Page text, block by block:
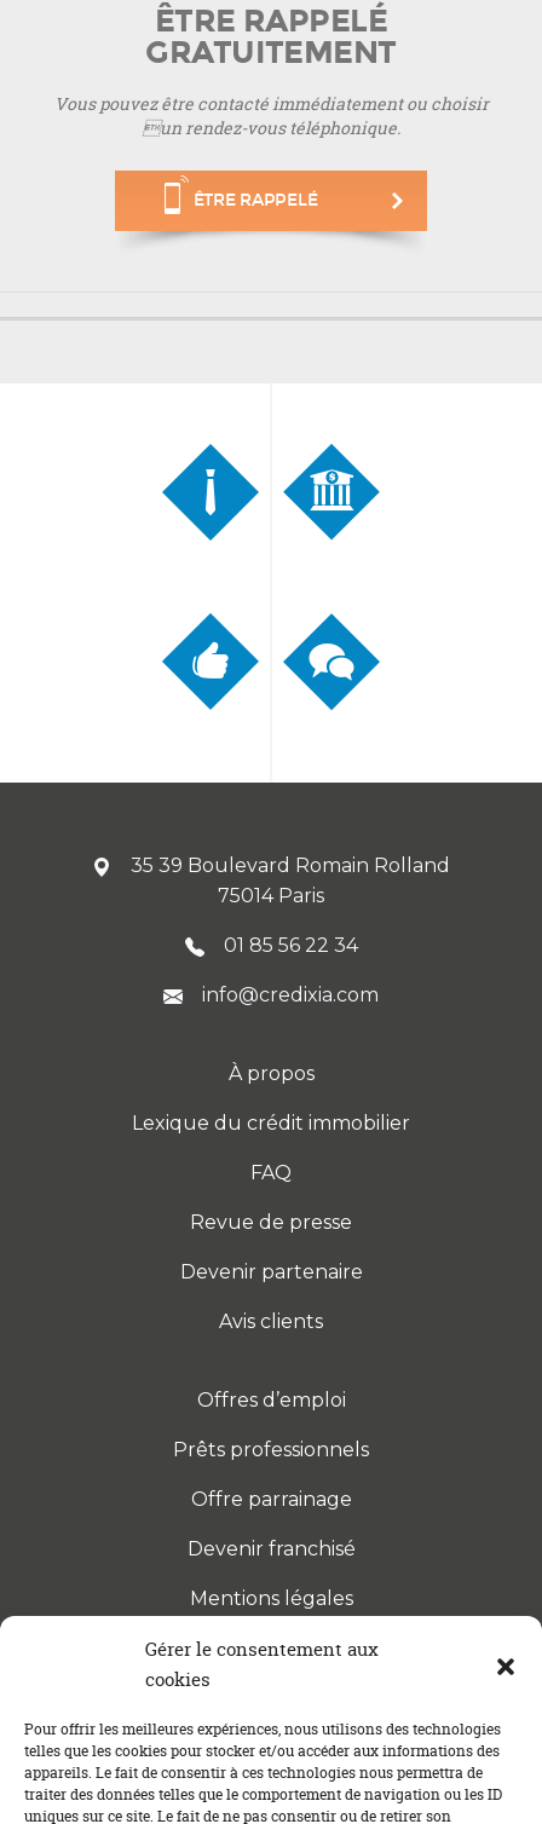
Gérer le consentement aux
cookies
Pour offrir les meilleures expériences, nous utilisons des technologies
telles que les cookies pour stocker et/ou accéder aux informations des
appareils. Le fait de consentir à ces technologies nous permettra de
traiter des données telles que le comportement de navigation ou les ID
uniques sur ce site. Le fait de ne pas consentir ou de retirer son
ÊTRE RAPPELÉ
GRATUITEMENT
Vous pouvez être contacté immédiatement ou choisir
un rendez-vous téléphonique.
ÊTRE RAPPELÉ
35 39 Boulevard Romain Rolland
75014 Paris
01 85 56 22 34
info@credixia.com
À propos
Lexique du crédit immobilier
FAQ
Revue de presse
Devenir partenaire
Avis clients
Offres d’emploi
Prêts professionnels
Offre parrainage
Devenir franchisé
Mentions légales
S’INSCRIRE À LA NEWSLETTER
Abonnez-vous à notre newsletter pour être tenu au
courant des dernières actualités concernant le
crédit immobilier !